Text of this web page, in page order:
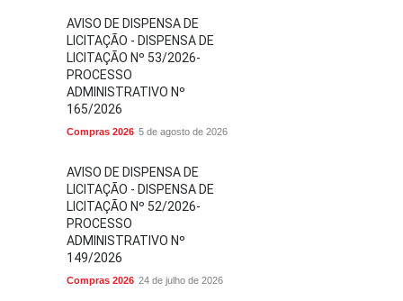
AVISO DE DISPENSA DE
LICITAÇÃO - DISPENSA DE
LICITAÇÃO Nº 53/2026-
PROCESSO
ADMINISTRATIVO Nº
165/2026
Compras 2026 5 de agosto de 2026
AVISO DE DISPENSA DE
LICITAÇÃO - DISPENSA DE
LICITAÇÃO Nº 52/2026-
PROCESSO
ADMINISTRATIVO Nº
149/2026
Compras 2026 24 de julho de 2026